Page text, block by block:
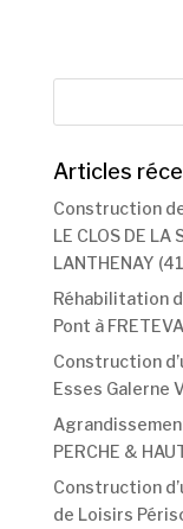
Articles
Construction
LE CLOS DE LA
LANTHENAY
Réhabilitation
Pont à
Construction
Esses Galerne
PERCHE &
Construction
de Loisirs